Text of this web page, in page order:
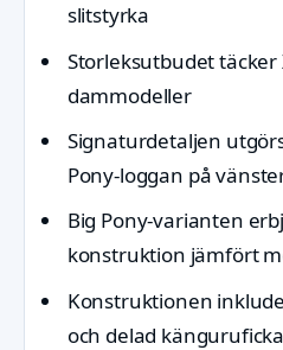
slitstyrka
Storleksutbudet täcker
dammodeller
Signaturdetaljen
Pony-loggan på
Big Pony-varianten
konstruktion jämfört
Konstruktionen
och delad känguruficka